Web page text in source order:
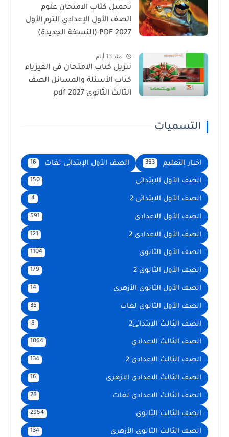
تحميل كتاب الامتحان علوم
الصف الأول الإعدادي الترم الأول
2027 PDF (النسخة الجديدة)
منذ 13 أيام
تنزيل كتاب الامتحان فى الفيزياء
كتاب الأسئلة والمسائل الصف
الثالث الثانوى 2027 pdf
التسميات
اخبار التعليم 363 الصف الأول الإبتدائى لغات 16
الصف الأول الابتدائى 150
الصف الأول الابتدائى 2 4
الصف الأول الاعدادى 591
الصف الأول الاعدادى 2 121
الصف الأول الثانوى 1104
الصف الأول الثانوى 2 179
الصف الأول الثانوى الأزهرى 14
الصف الأول الثانوى لغات 36
الصف الثالث الابتدائى2 8
الصف الثالث الاعدادى 1064
الصف الثالث الاعدادى 2 134
الصف الثالث الاعدادى الازهرى 16
الصف الثالث الاعدادى لغات 28
الصف الثالث الثانوى 2954
الصف الثالث الثانوى الأزهرى 134